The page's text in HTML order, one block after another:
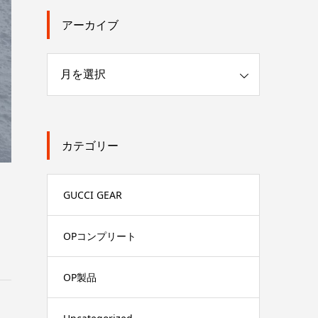
アーカイブ
カテゴリー
GUCCI GEAR
OPコンプリート
OP製品